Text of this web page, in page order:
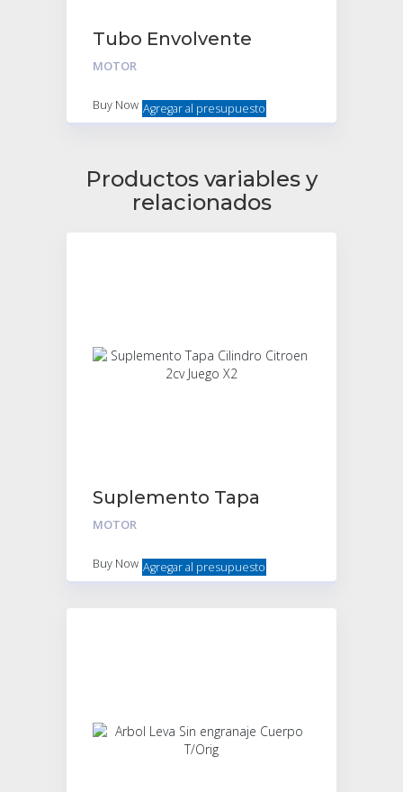
Tubo Envolvente
Citroen 2cv 14 Hp
MOTOR
Buy Now Agregar al presupuesto
Productos variables y
relacionados
Suplemento Tapa
Cilindro Citroen 2cv
MOTOR
Buy Now Agregar al presupuesto